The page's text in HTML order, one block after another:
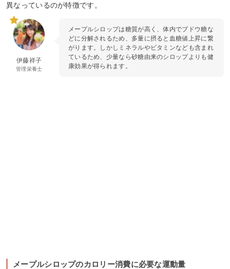
異なっているのが特徴です。
伊藤祥子
管理栄養士
メープルシロップは糖質が高く、体内でブドウ糖な
どに分解されるため、多量に摂ると血糖値上昇に繋
がります。しかしミネラルやビタミンなども含まれ
ているため、少量なら砂糖由来のシロップよりも健
康効果が得られます。
メープルシロップのカロリー消費に必要な運動量